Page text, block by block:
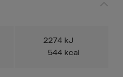
2274 kJ
544 kcal